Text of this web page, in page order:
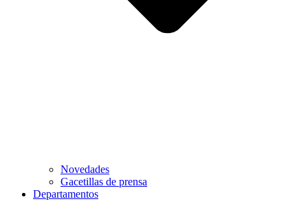
Novedades
Gacetillas de prensa
Departamentos